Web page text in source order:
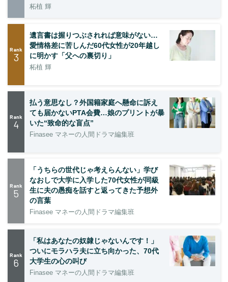
柘植 輝
Rank
3
遺言書は握りつぶされれば意味がない…
愛情格差に苦しんだ60代女性が20年越し
に明かす「父への裏切り」
柘植 輝
Rank
4
払う意思なし？外国籍家庭へ懸命に訴え
ても届かないPTA会費…娘のプリントが暴
いた“致命的な盲点”
Finasee マネーの人間ドラマ編集班
Rank
5
「うちらの世代じゃ考えらんない」学び
なおしで大学に入学した70代女性が同級
生に夫の愚痴を話すと返ってきた予想外
の言葉
Finasee マネーの人間ドラマ編集班
Rank
6
「私はあなたの奴隷じゃないんです！」
ついにモラハラ夫に立ち向かった、70代
大学生の心の叫び
Finasee マネーの人間ドラマ編集班